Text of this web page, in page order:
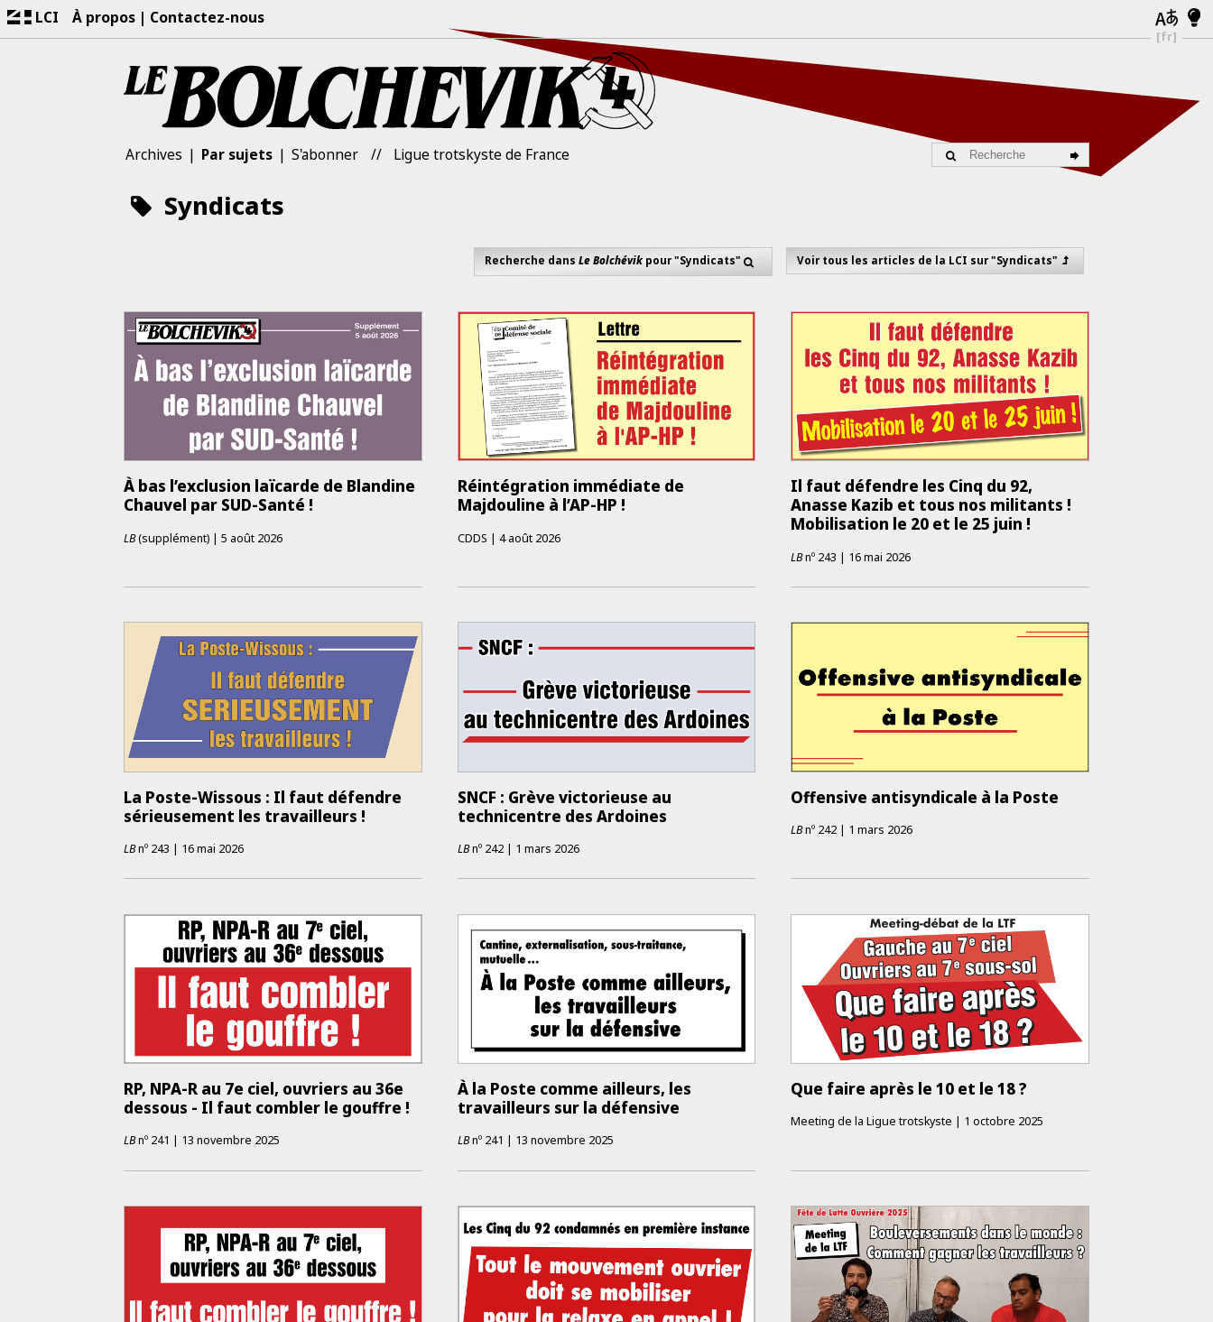
LCI À propos Contactez-nous
[fr]
Archives Par sujets S'abonner Ligue trotskyste de France
Syndicats
Recherche dansLe Bolchévikpour "Syndicats" Voir tous les articles de la LCI sur "Syndicats"
À bas l’exclusion laïcarde de Blandine
Chauvel par SUD-­Santé !
LB(supplément) | 5 août 2026
Réintégration immédiate de
Majdouline à l’AP-HP !
CDDS | 4 août 2026
Il faut défendre les Cinq du 92,
Anasse Kazib et tous nos militants !
Mobilisation le 20 et le 25 juin !
LBnº 243 | 16 mai 2026
La Poste-Wissous : Il faut défendre
sérieusement les travailleurs !
LBnº 243 | 16 mai 2026
SNCF : Grève victorieuse au
technicentre des Ardoines
LBnº 242 | 1 mars 2026
Offensive antisyndicale à la Poste
LBnº 242 | 1 mars 2026
RP, NPA-R au 7e ciel, ouvriers au 36e
dessous - Il faut combler le gouffre !
LBnº 241 | 13 novembre 2025
À la Poste comme ailleurs, les
travailleurs sur la défensive
LBnº 241 | 13 novembre 2025
Que faire après le 10 et le 18 ?
Meeting de la Ligue trotskyste | 1 octobre 2025